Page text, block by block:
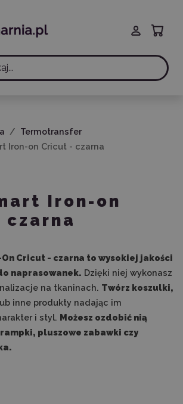
Termotransfer
Iron-on Cricut - czarna
Iron-on
Cricut - czarna to wysokiej jakości
naprasowanek. Dzięki niej wykonasz
na tkaninach. Twórz koszulki,
inne produkty nadając im
i styl. Możesz ozdobić nią
pluszowe zabawki czy